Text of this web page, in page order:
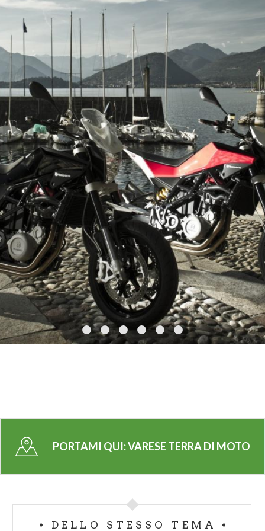
verso Brinzio e quindi il Sacro Monte, uno dei
quattro siti “Patrimonio dell’Umanità” Unesco che
arricchiscono il nostro territorio.
Dopo 115 km e un’intensa giornata tra turismo e
moto si torna in centro a Varese.
DISTRETTO DEL VOLO
99 km - 1 giornata
Visualizza Mappa Itinerario
START AND FINISH: VARESE – piazza Monte
Grappa
01-SAMARATE – Loc. Cascina Costa – Museo
Agusta
02-SOMMA LOMBARDO – Volandia
03-SOMMA LOMBARDO – Castello Visconti di
San Vito
04-ANGERA – Rocca Borromea
05-ISPRA – via delle Fronaci
06-BIANDRONNO – SWM Motorcycles
07- VARESE – MV Agusta Motor Spa
08-Varese – Sandro Mentasti SRL
produzione motociclistica e di elicotteri al mondo.
Pochi km ed eccoci a Volandia, il
più grande museo del volo in Europa, posto di fronte
Visconteo di Somma Lombardo e quindi la Rocca di
Angera, edificio medievale fortificato
PORTAMI QUI:VARESE TERRA DI MOTO
DELLO STESSO TEMA